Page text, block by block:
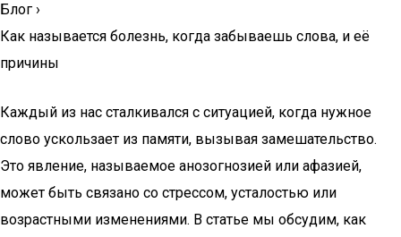
Блог ›
Как называется болезнь, когда забываешь слова, и её
причины
Каждый из нас сталкивался с ситуацией, когда нужное
слово ускользает из памяти, вызывая замешательство.
Это явление, называемое анозогнозией или афазией,
может быть связано со стрессом, усталостью или
возрастными изменениями. В статье мы обсудим, как